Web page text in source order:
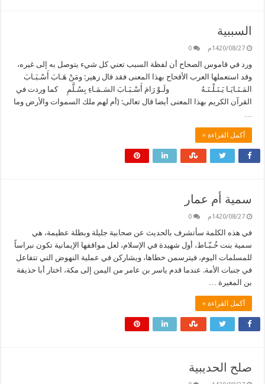
السببية
1420/08/27م 0
ورد في قاموس الصحاح أن لفظة السبب تعني كل شيء يتوصل به إلى غيره،
وقد استعملها العرب الأقحاح بهذا المعنى فقد قال زهير: ومَنْ هَـابَ أَسْـبَـابَ
المَـنَـايَـا يَـنَـلْـنَـهُ ولَـوْ رَامَ أَسْـبَـابَ السَـمَـاءِ بِسُـلَّمِ كما وردت في
القرآن الكريم بهذا المعنى أيضا قال تعالى: (أم لهم ملك السموات والأرض وما
أكمل القراءة »
سمية أم عمار
1420/08/27م 0
في هذه الكلمة سأتشرف بالحديث عن صحابية جليلة وبطلة عظيمة، هي
سمية بنت خُـبّـاط، أول شهيدة في الإسلام، لعل مواقفها الإيمانية تكون نبراساً
للمسلمات اليوم، فيترسمن خطاها، ويشاركن في عملية النهوض التي تتفاعل
في جنبات الأمة. عندما قدم ياسر بن عامر من اليمن إلى مكة، اختار أبا حذيفة
بن المغيرة …
أكمل القراءة »
صلح الحديبية